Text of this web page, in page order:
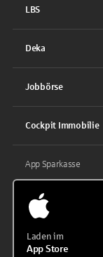
LBS
Deka
Jobbörse
Cockpit Immobilie
App Sparkasse
Laden im
App Store